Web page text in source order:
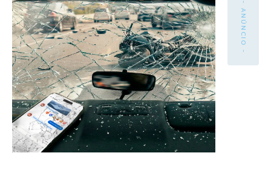
- ANÚNCIO -